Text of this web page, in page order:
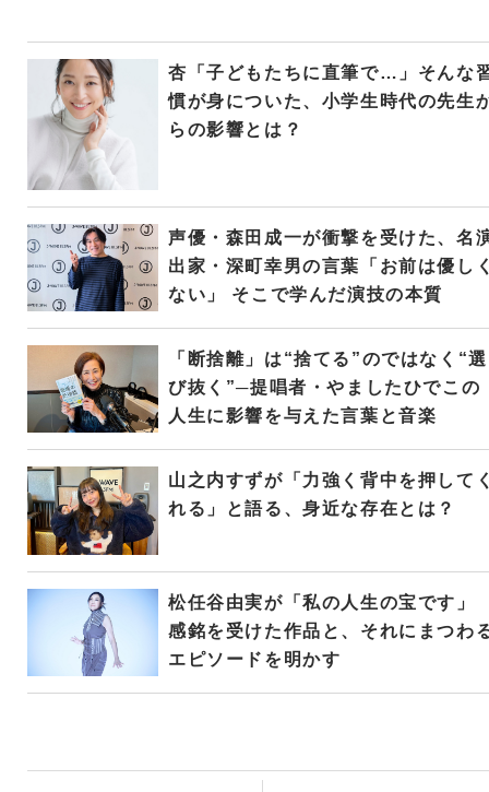
杏「子どもたちに直筆で…」そんな
慣が身についた、小学生時代の先生
らの影響とは？
声優・森田成一が衝撃を受けた、名
出家・深町幸男の言葉「お前は優し
ない」 そこで学んだ演技の本質
「断捨離」は“捨てる”のではなく“選
び抜く”─提唱者・やましたひでこの
人生に影響を与えた言葉と音楽
山之内すずが「力強く背中を押して
れる」と語る、身近な存在とは？
松任谷由実が「私の人生の宝です」
感銘を受けた作品と、それにまつわ
エピソードを明かす